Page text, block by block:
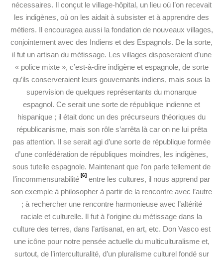
nécessaires. Il conçut le village-hôpital, un lieu où l’on recevait
les indigènes, où on les aidait à subsister et à apprendre des
métiers. Il encouragea aussi la fondation de nouveaux villages,
conjointement avec des Indiens et des Espagnols. De la sorte,
il fut un artisan du métissage. Les villages disposeraient d’une
« police mixte », c’est-à-dire indigène et espagnole, de sorte
qu’ils conserveraient leurs gouvernants indiens, mais sous la
supervision de quelques représentants du monarque
espagnol. Ce serait une sorte de république indienne et
hispanique ; il était donc un des précurseurs théoriques du
républicanisme, mais son rôle s’arrêta là car on ne lui prêta
pas attention. Il se serait agi d’une sorte de république formée
d’une confédération de républiques moindres, les indigènes,
sous tutelle espagnole. Maintenant que l’on parle tellement de
l’incommensurabilité [6] entre les cultures, il nous apprend par
son exemple à philosopher à partir de la rencontre avec l’autre
; à rechercher une rencontre harmonieuse avec l’altérité
raciale et culturelle. Il fut à l’origine du métissage dans la
culture des terres, dans l’artisanat, en art, etc. Don Vasco est
une icône pour notre pensée actuelle du multiculturalisme et,
surtout, de l’interculturalité, d’un pluralisme culturel fondé sur